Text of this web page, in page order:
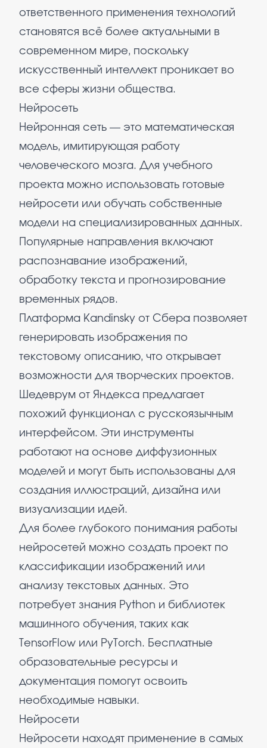
ответственного применения технологий
становятся всё более актуальными в
современном мире, поскольку
искусственный интеллект проникает во
все сферы жизни общества.
Нейросеть
Нейронная сеть — это математическая
модель, имитирующая работу
человеческого мозга. Для учебного
проекта можно использовать готовые
нейросети или обучать собственные
модели на специализированных данных.
Популярные направления включают
распознавание изображений,
обработку текста и прогнозирование
временных рядов.
Платформа Kandinsky от Сбера позволяет
генерировать изображения по
текстовому описанию, что открывает
возможности для творческих проектов.
Шедеврум от Яндекса предлагает
похожий функционал с русскоязычным
интерфейсом. Эти инструменты
работают на основе диффузионных
моделей и могут быть использованы для
создания иллюстраций, дизайна или
визуализации идей.
Для более глубокого понимания работы
нейросетей можно создать проект по
классификации изображений или
анализу текстовых данных. Это
потребует знания Python и библиотек
машинного обучения, таких как
TensorFlow или PyTorch. Бесплатные
образовательные ресурсы и
документация помогут освоить
необходимые навыки.
Нейросети
Нейросети находят применение в самых